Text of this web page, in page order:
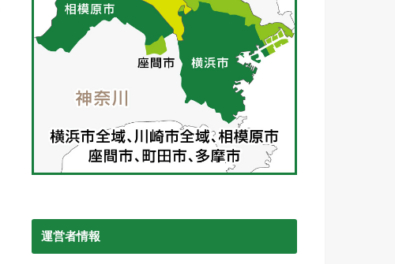
運営者情報